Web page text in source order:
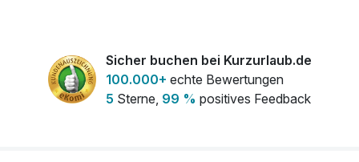
Sicher buchen bei Kurzurlaub.de
100.000+ echte Bewertungen
5 Sterne, 99 % positives Feedback